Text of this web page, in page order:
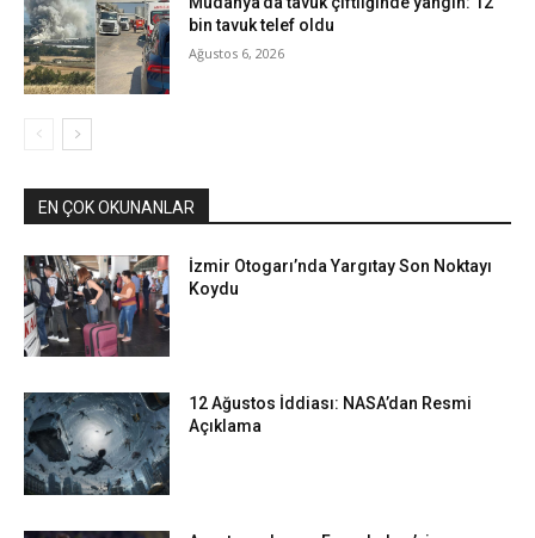
bin tavuk telef oldu
Ağustos 6, 2026
EN ÇOK OKUNANLAR
İzmir Otogarı’nda Yargıtay Son Noktayı
Koydu
12 Ağustos İddiası: NASA’dan Resmi
Açıklama